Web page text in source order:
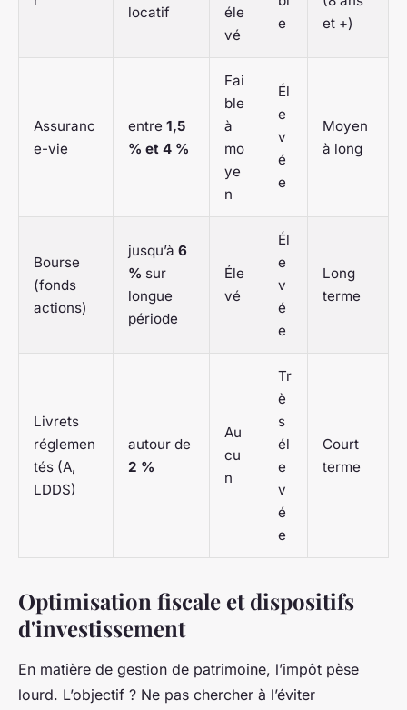
locatif
éle
vé
e
et +)
Assuranc
e-vie
entre 1,5
% et 4 %
Fai
ble
à
mo
ye
n
Él
e
v
é
e
Moyen
à long
Bourse
(fonds
actions)
jusqu’à 6
% sur
longue
période
Éle
vé
Él
e
v
é
e
Long
terme
Livrets
réglemen
tés (A,
LDDS)
autour de
2 %
Au
cu
n
Tr
è
s
él
e
v
é
e
Court
terme
Optimisation fiscale et dispositifs
d'investissement
En matière de gestion de patrimoine, l’impôt pèse
lourd. L’objectif ? Ne pas chercher à l’éviter